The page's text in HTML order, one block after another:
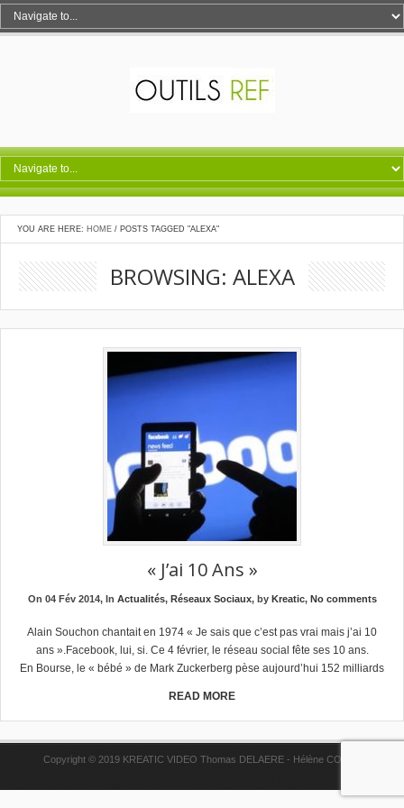
YOU ARE HERE: HOME / POSTS TAGGED "ALEXA"
BROWSING: ALEXA
« J’ai 10 Ans »
On 04 Fév 2014, In Actualités, Réseaux Sociaux, by Kreatic, No comments
Alain Souchon chantait en 1974 « Je sais que c’est pas vrai mais j’ai 10
ans ».Facebook, lui, si. Ce 4 février, le réseau social fête ses 10 ans.
En Bourse, le « bébé » de Mark Zuckerberg pèse aujourd’hui 152 milliards
READ MORE
Copyright © 2019 KREATIC VIDEO Thomas DELAERE - Hélène COPPE